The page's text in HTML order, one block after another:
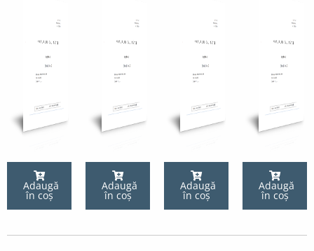
Adaugă
în coș
Adaugă
în coș
Adaugă
în coș
Adaugă
în coș